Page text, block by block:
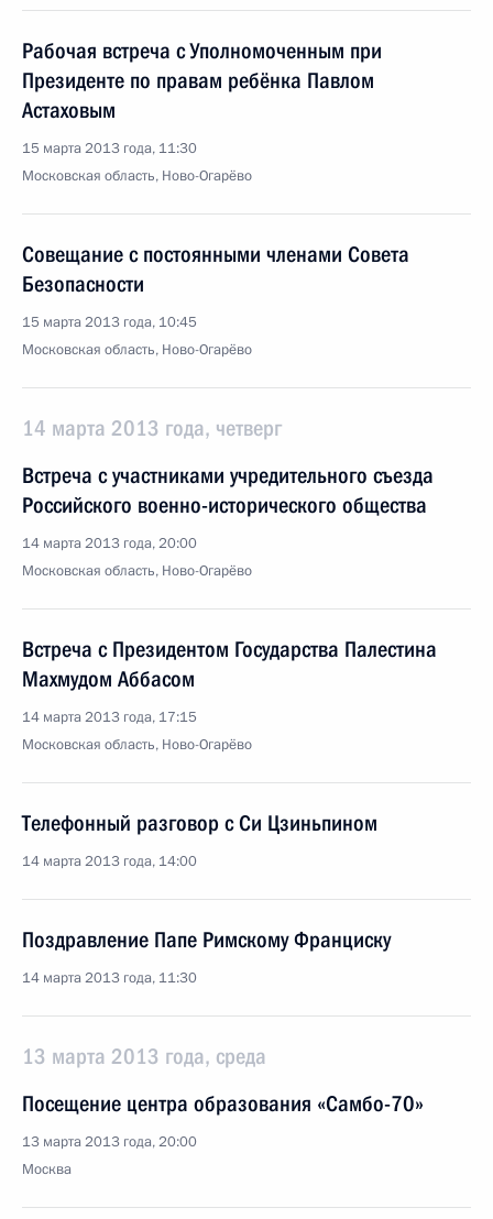
Рабочая встреча с Уполномоченным при
Президенте по правам ребёнка Павлом
Астаховым
15 марта 2013 года, 11:30
Московская область, Ново-Огарёво
Совещание с постоянными членами Совета
Безопасности
15 марта 2013 года, 10:45
Московская область, Ново-Огарёво
14 марта 2013 года, четверг
Встреча с участниками учредительного съезда
Российского военно-исторического общества
14 марта 2013 года, 20:00
Московская область, Ново-Огарёво
Встреча с Президентом Государства Палестина
Махмудом Аббасом
14 марта 2013 года, 17:15
Московская область, Ново-Огарёво
Телефонный разговор с Си Цзиньпином
14 марта 2013 года, 14:00
Поздравление Папе Римскому Франциску
14 марта 2013 года, 11:30
13 марта 2013 года, среда
Посещение центра образования «Самбо-70»
13 марта 2013 года, 20:00
Москва